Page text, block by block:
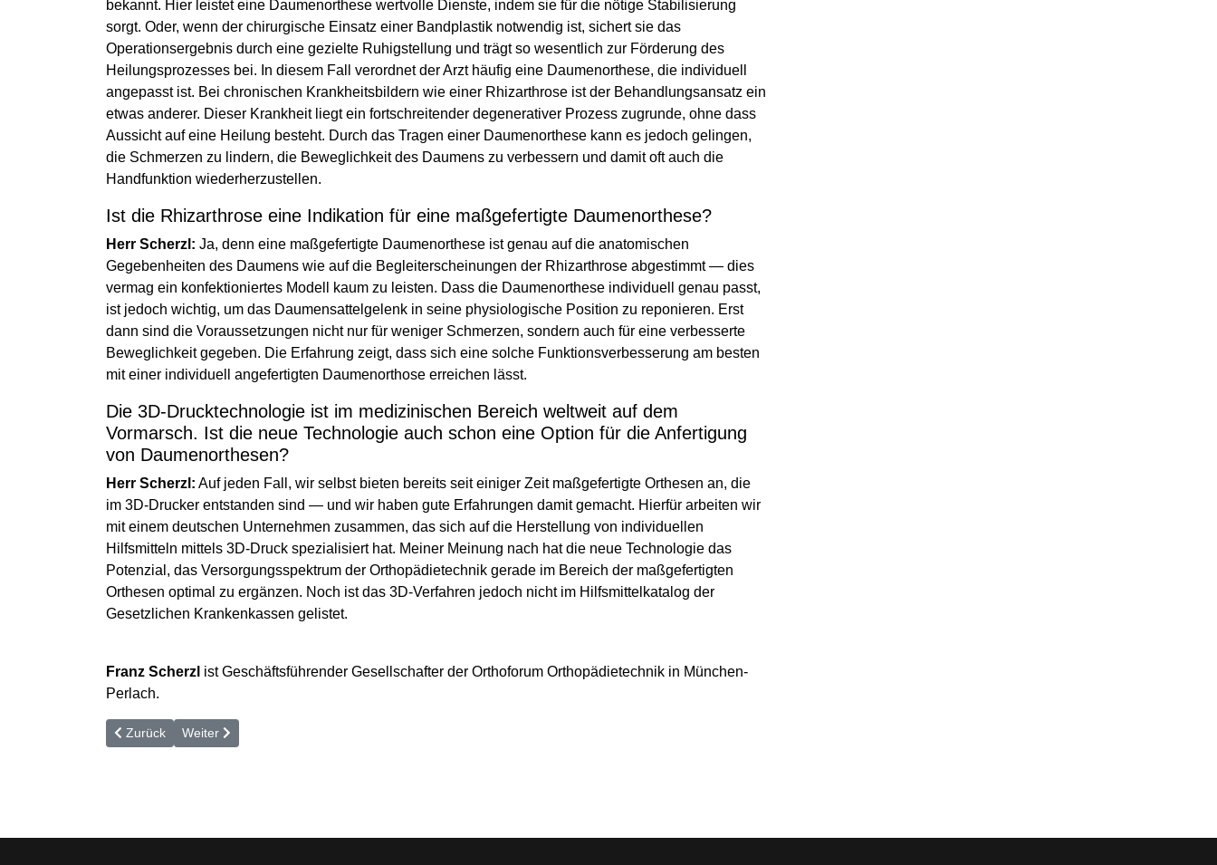
bekannt. Hier leistet eine Daumenorthese wertvolle Dienste, indem sie für die nötige Stabilisierung
sorgt. Oder, wenn der chirurgische Einsatz einer Bandplastik notwendig ist, sichert sie das
Operationsergebnis durch eine gezielte Ruhigstellung und trägt so wesentlich zur Förderung des
Heilungsprozesses bei. In diesem Fall verordnet der Arzt häufig eine Daumenorthese, die individuell
angepasst ist. Bei chronischen Krankheitsbildern wie einer Rhizarthrose ist der Behandlungsansatz ein
etwas anderer. Dieser Krankheit liegt ein fortschreitender degenerativer Prozess zugrunde, ohne dass
Aussicht auf eine Heilung besteht. Durch das Tragen einer Daumenorthese kann es jedoch gelingen,
die Schmerzen zu lindern, die Beweglichkeit des Daumens zu verbessern und damit oft auch die
Handfunktion wiederherzustellen.
Ist die Rhizarthrose eine Indikation für eine maßgefertigte Daumenorthese?
Herr Scherzl: Ja, denn eine maßgefertigte Daumenorthese ist genau auf die anatomischen
Gegebenheiten des Daumens wie auf die Begleiterscheinungen der Rhizarthrose abgestimmt — dies
vermag ein konfektioniertes Modell kaum zu leisten. Dass die Daumenorthese individuell genau passt,
ist jedoch wichtig, um das Daumensattelgelenk in seine physiologische Position zu reponieren. Erst
dann sind die Voraussetzungen nicht nur für weniger Schmerzen, sondern auch für eine verbesserte
Beweglichkeit gegeben. Die Erfahrung zeigt, dass sich eine solche Funktionsverbesserung am besten
mit einer individuell angefertigten Daumenorthose erreichen lässt.
Die 3D-Drucktechnologie ist im medizinischen Bereich weltweit auf dem
Vormarsch. Ist die neue Technologie auch schon eine Option für die Anfertigung
von Daumenorthesen?
Herr Scherzl: Auf jeden Fall, wir selbst bieten bereits seit einiger Zeit maßgefertigte Orthesen an, die
im 3D-Drucker entstanden sind — und wir haben gute Erfahrungen damit gemacht. Hierfür arbeiten wir
mit einem deutschen Unternehmen zusammen, das sich auf die Herstellung von individuellen
Hilfsmitteln mittels 3D-Druck spezialisiert hat. Meiner Meinung nach hat die neue Technologie das
Potenzial, das Versorgungsspektrum der Orthopädietechnik gerade im Bereich der maßgefertigten
Orthesen optimal zu ergänzen. Noch ist das 3D-Verfahren jedoch nicht im Hilfsmittelkatalog der
Gesetzlichen Krankenkassen gelistet.
Franz Scherzl ist Geschäftsführender Gesellschafter der Orthoforum Orthopädietechnik in München-
Perlach.
Vorheriger Beitrag: Bei einer schweren Handverletzung zählt jede Minute
Zurück Nächster Beitrag: Sportverletzungen: »Je früher behandelt wird, desto besser!«
Weiter